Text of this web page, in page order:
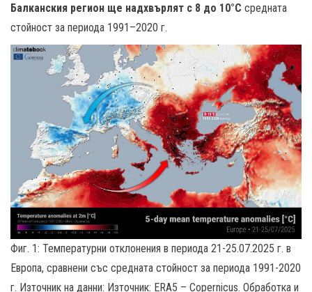
Балканския регион ще надхвърлят с 8 до 10°C средната
стойност за периода 1991–2020 г.
Фиг. 1: Температурни отклонения в периода 21-25.07.2025 г. в
Европа, сравнени със средната стойност за периода 1991-2020
г. Източник на данни: Източник: ERA5 – Copernicus. Обработка и